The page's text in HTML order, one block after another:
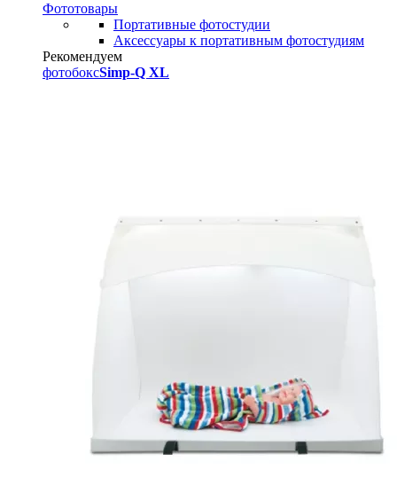
Фототовары
Портативные фотостудии
Аксессуары к портативным фотостудиям
Рекомендуем
фотобоксSimp-Q XL